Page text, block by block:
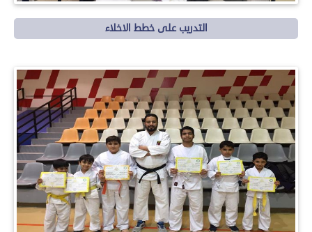
التدريب على خطط الاخلاء